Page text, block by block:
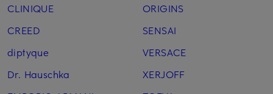
CLINIQUE
CREED
diptyque
Dr. Hauschka
ORIGINS
SENSAI
VERSACE
XERJOFF